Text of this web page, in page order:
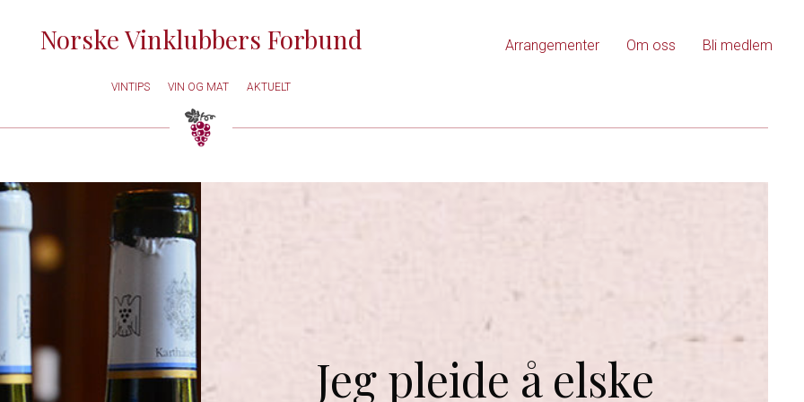
Norske Vinklubbers Forbund Arrangementer Om oss Bli medlem
VINTIPS VIN OG MAT AKTUELT
Jeg pleide å elske